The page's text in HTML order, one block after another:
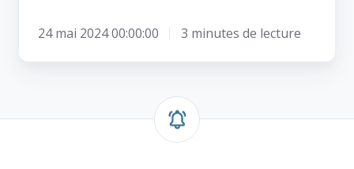
24 mai 2024 00:00:00 3 minutes de lecture